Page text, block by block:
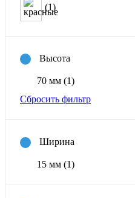
(1)
Высота
70 мм (1)
Сбросить фильтр
Ширина
15 мм (1)